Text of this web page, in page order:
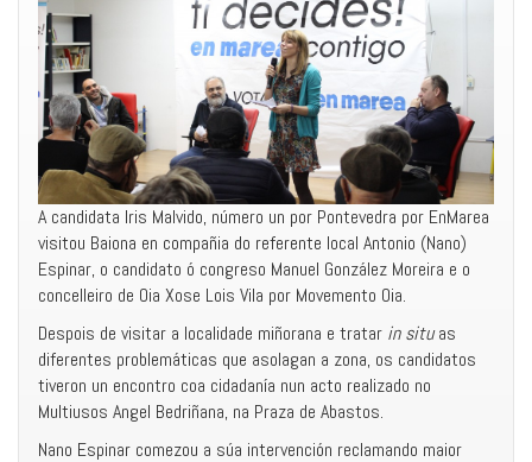
A candidata Iris Malvido, número un por Pontevedra por EnMarea
visitou Baiona en compañia do referente local Antonio (Nano)
Espinar, o candidato ó congreso Manuel González Moreira e o
concelleiro de Oia Xose Lois Vila por Movemento Oia.
Despois de visitar a localidade miñorana e tratar in situas
diferentes problemáticas que asolagan a zona, os candidatos
tiveron un encontro coa cidadanía nun acto realizado no
Multiusos Angel Bedriñana, na Praza de Abastos.
Nano Espinar comezou a súa intervención reclamando maior